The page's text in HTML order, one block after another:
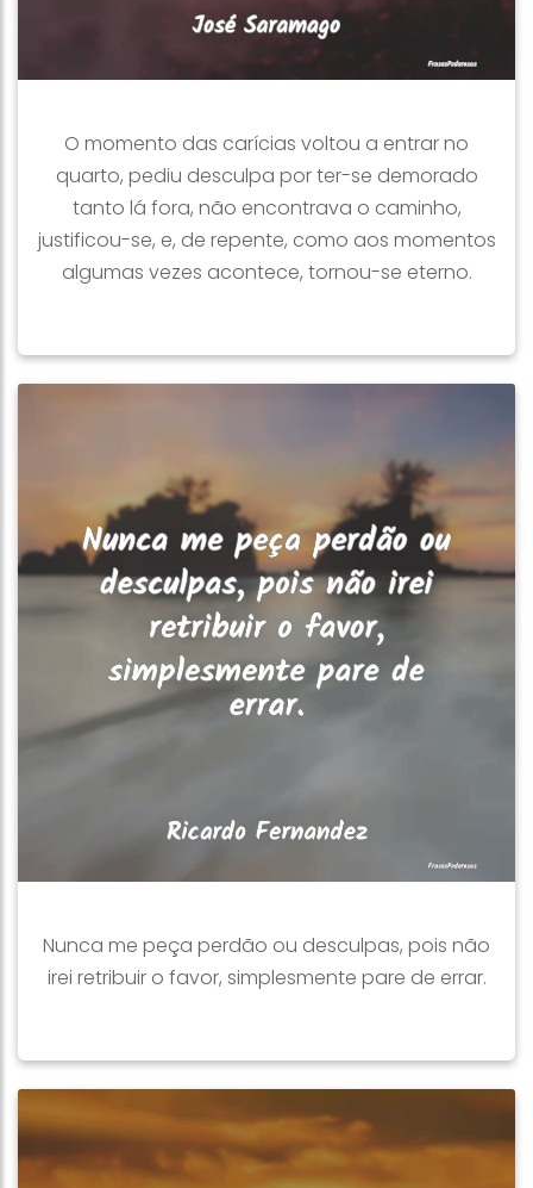
O momento das carícias voltou a entrar no
quarto, pediu desculpa por ter-se demorado
tanto lá fora, não encontrava o caminho,
justificou-se, e, de repente, como aos momentos
algumas vezes acontece, tornou-se eterno.
Nunca me peça perdão ou desculpas, pois não
irei retribuir o favor, simplesmente pare de errar.